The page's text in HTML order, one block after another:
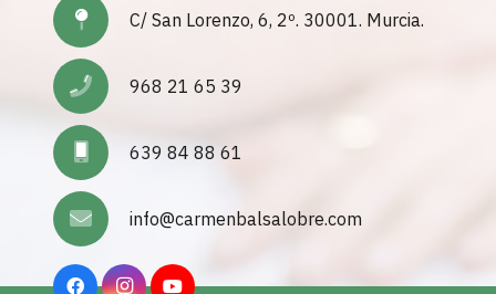
C/ San Lorenzo, 6, 2º. 30001. Murcia.
968 21 65 39
639 84 88 61
info@carmenbalsalobre.com